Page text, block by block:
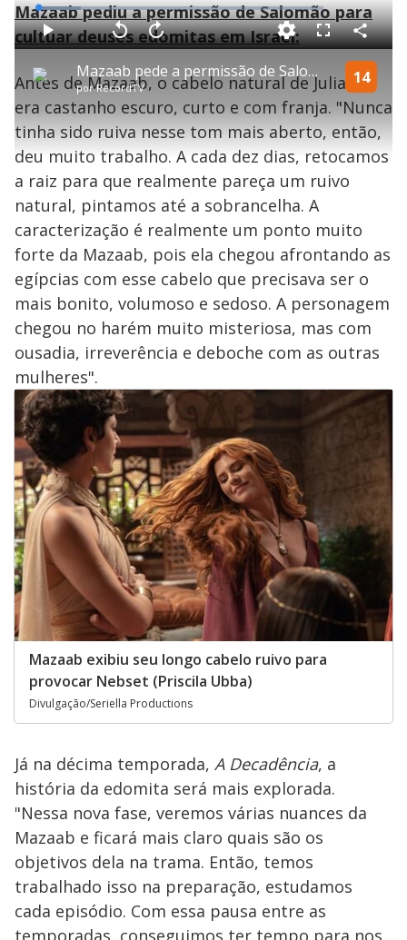
Mazaab pediu a permissão de Salomão para
cultuar deuses edomitas em Israel:
P
l
a
y
V
i
d
e
o
Mazaab pede a permissão de Salomão para cultuar deuses edomitas em Israel | Reis
porRecordTV
14
P V
t
a
r
0
e
g
n
d
s
A
n
1
s
e
u
n
o
s
M
u
d
o
L
o
a
d
e
4
9
5
F
s
c
e
C
o
m
a
i
l
h
a
Antes de Mazaab, o cabelo natural de Julianne
era castanho escuro, curto e com franja. "Nunca
tinha sido ruiva nesse tom mais aberto, então,
deu muito trabalho. A cada dez dias, retocamos
a raiz para que realmente pareça um ruivo
natural, pintamos até a sobrancelha. A
caracterização é realmente um ponto muito
forte da Mazaab, pois ela chegou afrontando as
egípcias com esse cabelo que precisava ser o
mais bonito, volumoso e sedoso. A personagem
chegou no harém muito misteriosa, mas com
ousadia, irreverência e deboche com as outras
mulheres".
Mazaab exibiu seu longo cabelo ruivo para
provocar Nebset (Priscila Ubba)
Divulgação/Seriella Productions
Já na décima temporada, A Decadência, a
história da edomita será mais explorada.
"Nessa nova fase, veremos várias nuances da
Mazaab e ficará mais claro quais são os
objetivos dela na trama. Então, temos
trabalhado isso na preparação, estudamos
cada episódio. Com essa pausa entre as
temporadas, conseguimos ter tempo para nos